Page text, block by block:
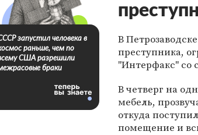
В
преступника,
"Интерфакс" со
В четверг на
мебель,
откуда
помещение и
запустил человека в
раньше, чем по
США разрешили
браки